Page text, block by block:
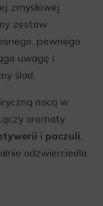
zmysłowej
zestaw
pewnego
uwagę i
ślad.
nocą w
aromaty
i paczuli,
odzwierciedla